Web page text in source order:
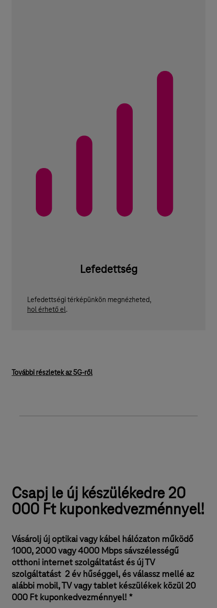
Lefedettség
Lefedettségi térképünkön megnézheted,
hol érhető el.
További részletek az 5G-ről
Csapj le új készülékedre 20
000 Ft kuponkedvezménnyel!
Vásárolj új optikai vagy kábel hálózaton működő
1000, 2000 vagy 4000 Mbps sávszélességű
otthoni internet szolgáltatást és új TV
szolgáltatást 2 év hűséggel, és válassz mellé az
alábbi mobil, TV vagy tablet készülékek közül 20
000 Ft kuponkedvezménnyel! *